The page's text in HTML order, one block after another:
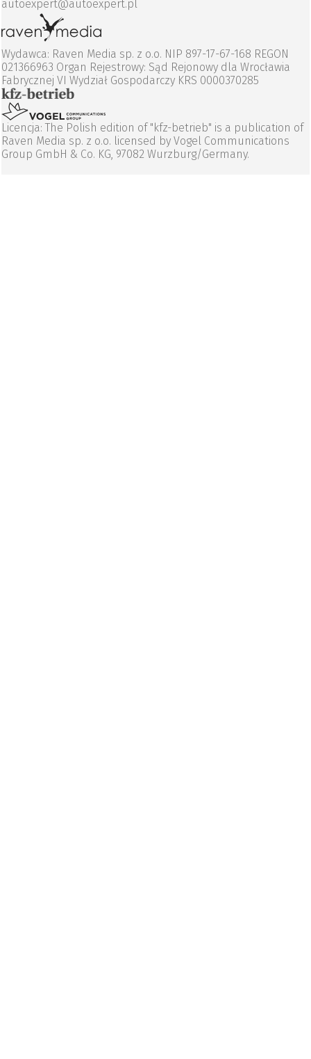
autoexpert@autoexpert.pl
Wydawca: Raven Media sp. z o.o. NIP 897-17-67-168 REGON
021366963 Organ Rejestrowy: Sąd Rejonowy dla Wrocławia
Fabrycznej VI Wydział Gospodarczy KRS 0000370285
Licencja: The Polish edition of "kfz-betrieb" is a publication of
Raven Media sp. z o.o. licensed by Vogel Communications
Group GmbH & Co. KG, 97082 Wurzburg/Germany.